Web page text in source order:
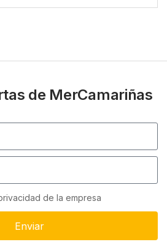
de MerCamariñas
de la empresa
Enviar